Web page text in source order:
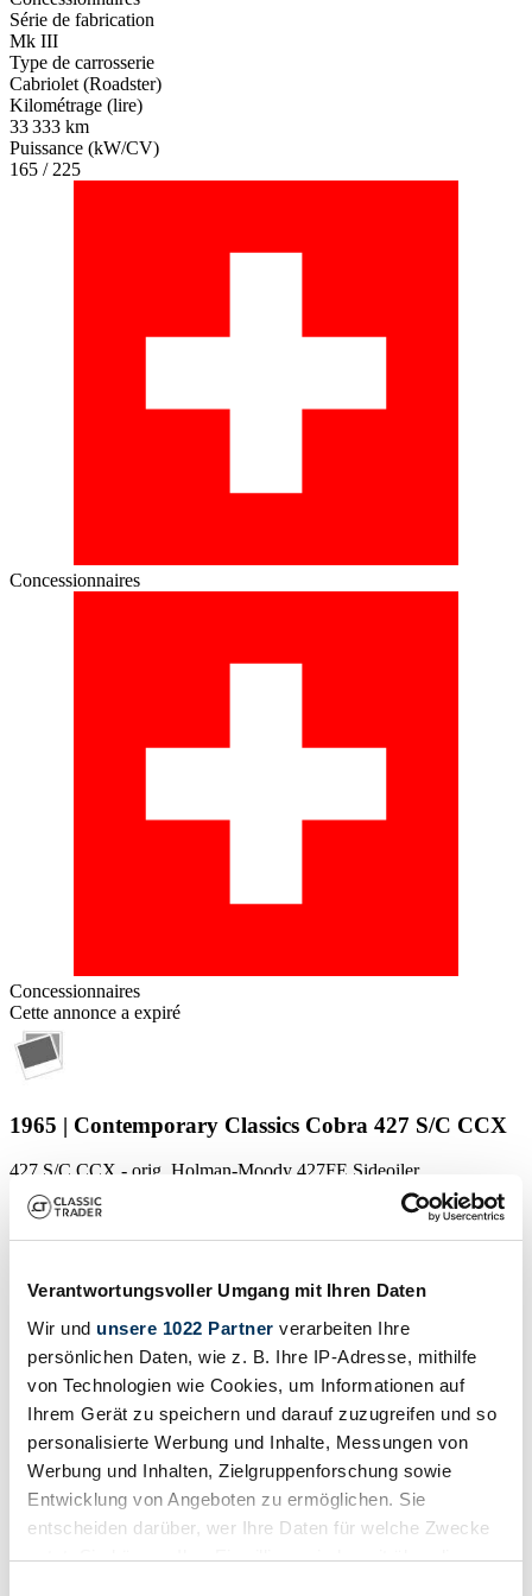
Verantwortungsvoller Umgang mit Ihren Daten
Wir und unsere 1022 Partner verarbeiten Ihre
persönlichen Daten, wie z. B. Ihre IP-Adresse, mithilfe
von Technologien wie Cookies, um Informationen auf
Ihrem Gerät zu speichern und darauf zuzugreifen und so
personalisierte Werbung und Inhalte, Messungen von
Werbung und Inhalten, Zielgruppenforschung sowie
Entwicklung von Angeboten zu ermöglichen. Sie
entscheiden darüber, wer Ihre Daten für welche Zwecke
nutzt. Sie können Ihre Einwilligung jederzeit über die
Série de fabrication
Mk III
Type de carrosserie
Cabriolet (Roadster)
Kilométrage (lire)
33 333 km
Puissance (kW/CV)
165 / 225
Concessionnaires
Concessionnaires
Cette annonce a expiré
1965 | Contemporary Classics Cobra 427 S/C CCX
427 S/C CCX - orig. Holman-Moody 427FE Sideoiler
79 900 €il y a 11 ans